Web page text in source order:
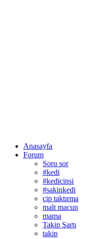
Anasayfa
Forum
Soru sor
#kedi
#kedicinsi
#sakinkedi
çip taktırma
malt macun
mama
Takip Şartı
takip